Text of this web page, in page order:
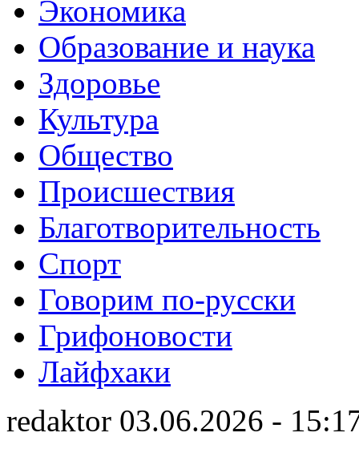
Экономика
Образование и наука
Здоровье
Культура
Общество
Происшествия
Благотворительность
Спорт
Говорим по-русски
Грифоновости
Лайфхаки
redaktor 03.06.2026 -